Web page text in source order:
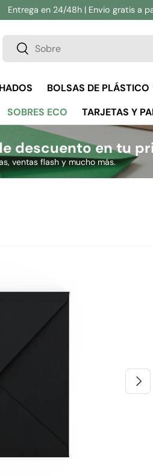
Entrega en 24/48h | Envio gratis a
Buscar
Buscar
BOLSAS DE PLÁSTICO
SOBRES ECO
TARJETAS Y
descuento en tu
ventas flash y mucho más.